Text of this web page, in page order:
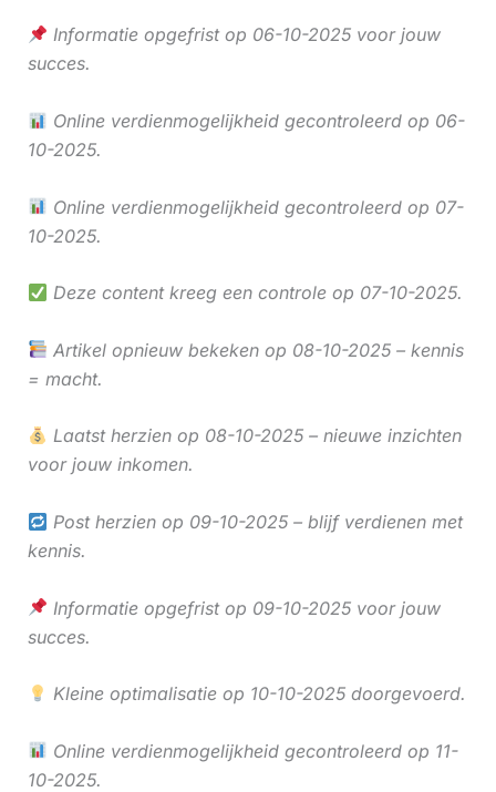
Informatie opgefrist op 06-10-2025 voor jouw
succes.
Online verdienmogelijkheid gecontroleerd op 06-
10-2025.
Online verdienmogelijkheid gecontroleerd op 07-
10-2025.
Deze content kreeg een controle op 07-10-2025.
Artikel opnieuw bekeken op 08-10-2025 – kennis
= macht.
Laatst herzien op 08-10-2025 – nieuwe inzichten
voor jouw inkomen.
Post herzien op 09-10-2025 – blijf verdienen met
kennis.
Informatie opgefrist op 09-10-2025 voor jouw
succes.
Kleine optimalisatie op 10-10-2025 doorgevoerd.
Online verdienmogelijkheid gecontroleerd op 11-
10-2025.